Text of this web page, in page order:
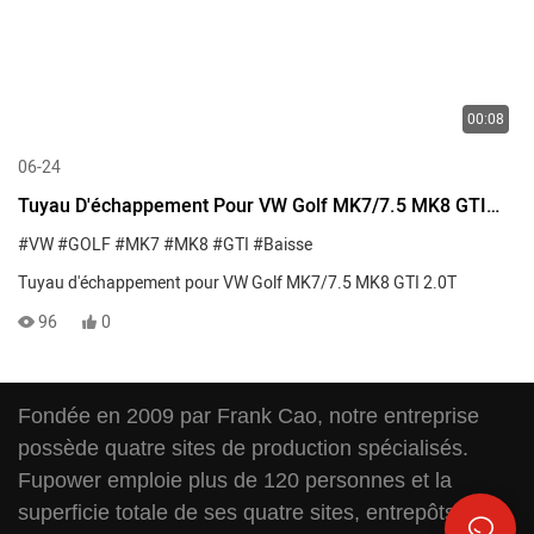
00:08
06-24
Tuyau D'échappement Pour VW Golf MK7/7.5 MK8 GTI
2.0T
#VW#GOLF#MK7#MK8#GTI#Baisse
Tuyau d'échappement pour VW Golf MK7/7.5 MK8 GTI 2.0T
96
0
Fondée en 2009 par Frank Cao, notre entreprise
possède quatre sites de production spécialisés.
Fupower emploie plus de 120 personnes et la
superficie totale de ses quatre sites, entrepôts et